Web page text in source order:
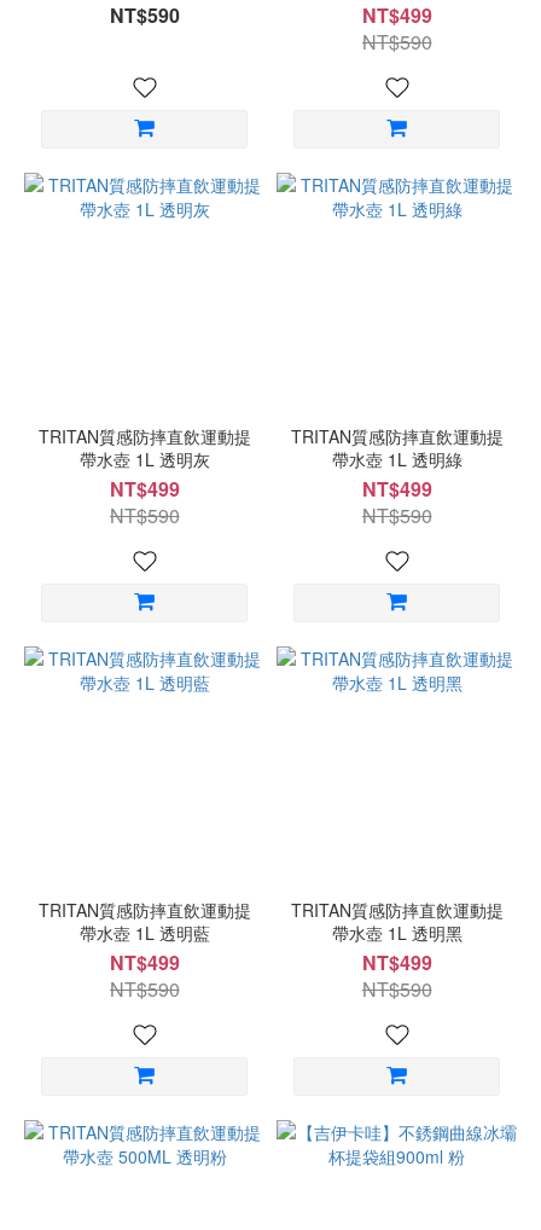
NT$590
NT$499
NT$590
TRITAN質感防摔直飲運動提
帶水壺 1L 透明灰
NT$499
NT$590
TRITAN質感防摔直飲運動提
帶水壺 1L 透明綠
NT$499
NT$590
TRITAN質感防摔直飲運動提
帶水壺 1L 透明藍
NT$499
NT$590
TRITAN質感防摔直飲運動提
帶水壺 1L 透明黑
NT$499
NT$590